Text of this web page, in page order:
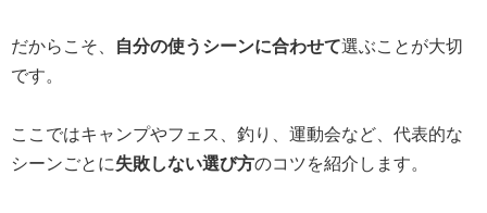
だからこそ、 自分の使うシーンに合わせて選ぶことが大切
です。
ここではキャンプやフェス、釣り、運動会など、代表的な
シーンごとに失敗しない選び方のコツを紹介します。